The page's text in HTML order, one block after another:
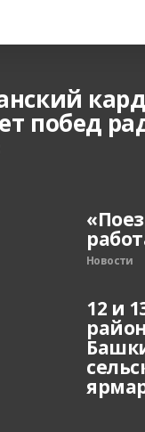
побед
Новости
12 и